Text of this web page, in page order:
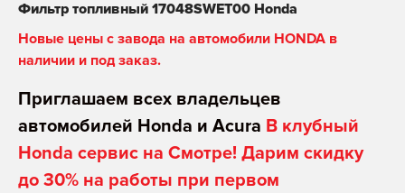
Фильтр топливный 17048SWET00 Honda
Новые цены с завода на автомобили HONDA в
наличии и под заказ.
Приглашаем всех владельцев
автомобилей Honda и Acura В клубный
Honda сервис на Смотре! Дарим скидку
до 30% на работы при первом